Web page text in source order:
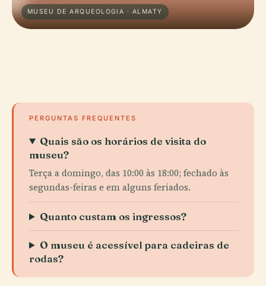
MUSEU DE ARQUEOLOGIA · ALMATY
PERGUNTAS FREQUENTES
Quais são os horários de visita do
museu?
Terça a domingo, das 10:00 às 18:00; fechado às
segundas-feiras e em alguns feriados.
Quanto custam os ingressos?
O museu é acessível para cadeiras de
rodas?